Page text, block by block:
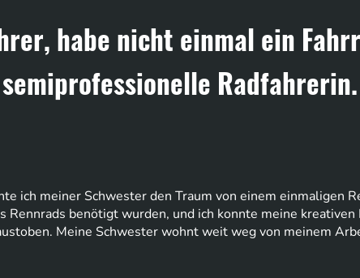
habe nicht einmal ein
ich meiner Schwester den Traum von einem einmaligen
Rennrads benötigt wurden, und ich konnte meine
Meine Schwester wohnt weit weg von meinem